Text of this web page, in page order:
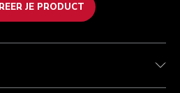
JE PRODUCT